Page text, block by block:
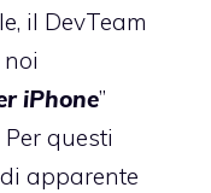
il DevTeam
iPhone”
questi
apparente